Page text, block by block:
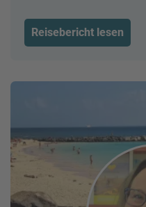
Reisebericht lesen